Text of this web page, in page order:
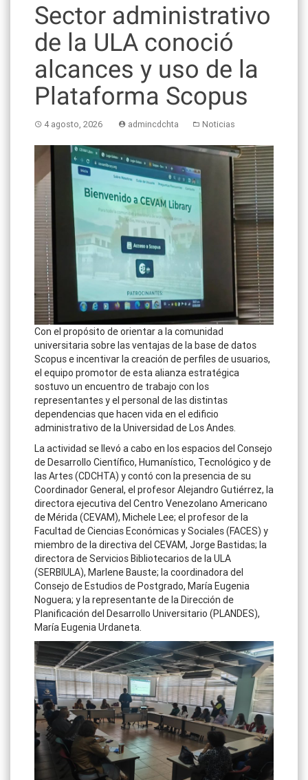
Sector administrativo
de la ULA conoció
alcances y uso de la
Plataforma Scopus
4 agosto, 2026 admincdchta Noticias
Con el propósito de orientar a la comunidad
universitaria sobre las ventajas de la base de datos
Scopus e incentivar la creación de perfiles de usuarios,
el equipo promotor de esta alianza estratégica
sostuvo un encuentro de trabajo con los
representantes y el personal de las distintas
dependencias que hacen vida en el edificio
administrativo de la Universidad de Los Andes.
La actividad se llevó a cabo en los espacios del Consejo
de Desarrollo Científico, Humanístico, Tecnológico y de
las Artes (CDCHTA) y contó con la presencia de su
Coordinador General, el profesor Alejandro Gutiérrez, la
directora ejecutiva del Centro Venezolano Americano
de Mérida (CEVAM), Michele Lee; el profesor de la
Facultad de Ciencias Económicas y Sociales (FACES) y
miembro de la directiva del CEVAM, Jorge Bastidas; la
directora de Servicios Bibliotecarios de la ULA
(SERBIULA), Marlene Bauste; la coordinadora del
Consejo de Estudios de Postgrado, María Eugenia
Noguera; y la representante de la Dirección de
Planificación del Desarrollo Universitario (PLANDES),
María Eugenia Urdaneta.